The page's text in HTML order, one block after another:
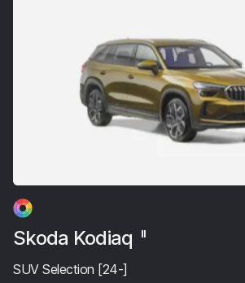
Skoda Kodiaq II
SUV Selection [24-]